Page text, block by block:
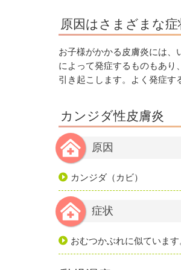
原因はさまざまな症
お子様がかかる皮膚炎には、
によって発症するものもあ
引き起こします。よく発症す
カンジダ性皮膚炎
原因
カンジダ（カビ）
症状
おむつかぶれに似ていま